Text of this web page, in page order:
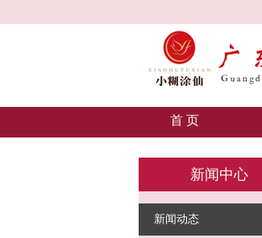
首 页
新闻中心
新闻动态